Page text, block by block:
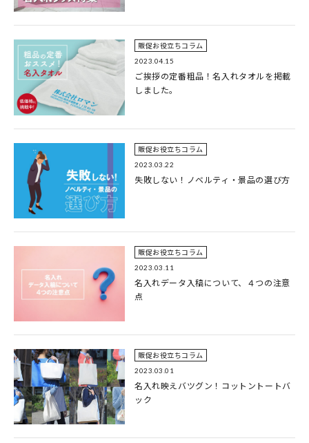
2023.04.15
販促お役立ちコラム
ご挨拶の定番粗品！名入れタオルを掲載
しました。
2023.03.22
販促お役立ちコラム
失敗しない！ノベルティ・景品の選び方
2023.03.11
販促お役立ちコラム
名入れデータ入稿について、４つの注意
点
2023.03.01
販促お役立ちコラム
名入れ映えバツグン！コットントートバ
ック